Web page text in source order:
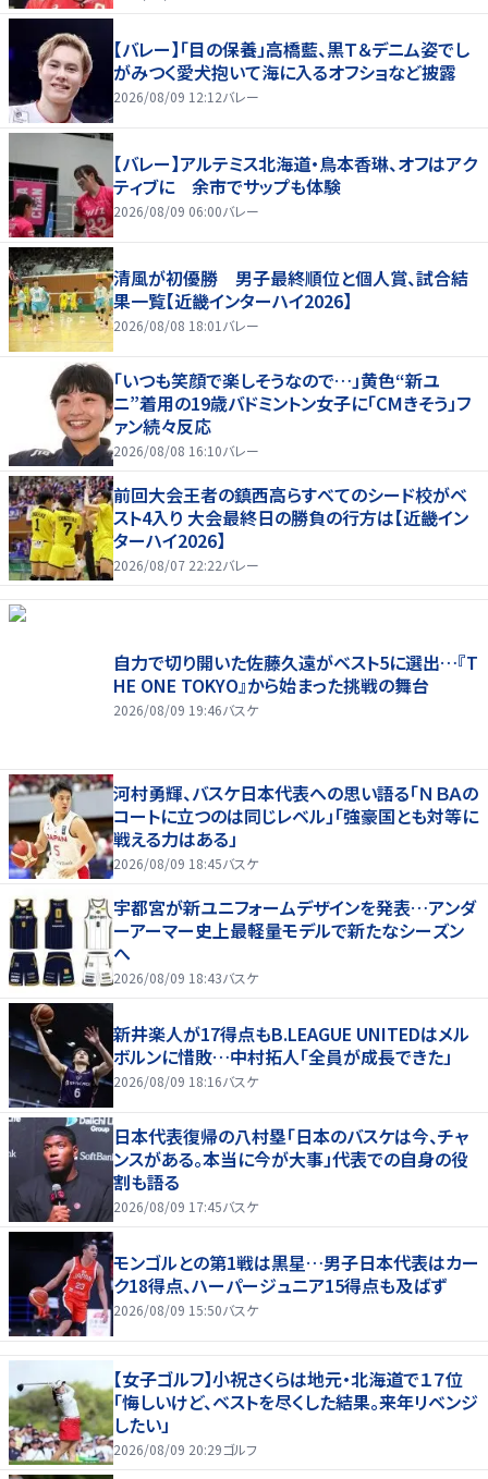
【バレー】「目の保養」高橋藍、黒Ｔ＆デニム姿でし
がみつく愛犬抱いて海に入るオフショなど披露
2026/08/09 12:12バレー
【バレー】アルテミス北海道・鳥本香琳、オフはアク
ティブに 余市でサップも体験
2026/08/09 06:00バレー
清風が初優勝 男子最終順位と個人賞、試合結
果一覧【近畿インターハイ2026】
2026/08/08 18:01 バレー
「いつも笑顔で楽しそうなので…」黄色“新ユ
ニ”着用の19歳バドミントン女子に「CMきそう」フ
ァン続々反応
2026/08/08 16:10バレー
前回大会王者の鎮西高らすべてのシード校がベ
スト4入り 大会最終日の勝負の行方は【近畿イン
ターハイ2026】
2026/08/07 22:22バレー
自力で切り開いた佐藤久遠がベスト5に選出…『T
HE ONE TOKYO』から始まった挑戦の舞台
2026/08/09 19:46バスケ
河村勇輝、バスケ日本代表への思い語る「ＮＢＡの
コートに立つのは同じレベル」「強豪国とも対等に
戦える力はある」
2026/08/09 18:45バスケ
宇都宮が新ユニフォームデザインを発表…アンダ
ーアーマー史上最軽量モデルで新たなシーズン
へ
2026/08/09 18:43バスケ
新井楽人が17得点もB.LEAGUE UNITEDはメル
ボルンに惜敗…中村拓人「全員が成長できた」
2026/08/09 18:16バスケ
日本代表復帰の八村塁「日本のバスケは今、チャ
ンスがある。本当に今が大事」代表での自身の役
割も語る
2026/08/09 17:45バスケ
モンゴルとの第1戦は黒星…男子日本代表はカー
ク18得点、ハーパージュニア15得点も及ばず
2026/08/09 15:50バスケ
【女子ゴルフ】小祝さくらは地元・北海道で１７位
「悔しいけど、ベストを尽くした結果。来年リベンジ
したい」
2026/08/09 20:29ゴルフ